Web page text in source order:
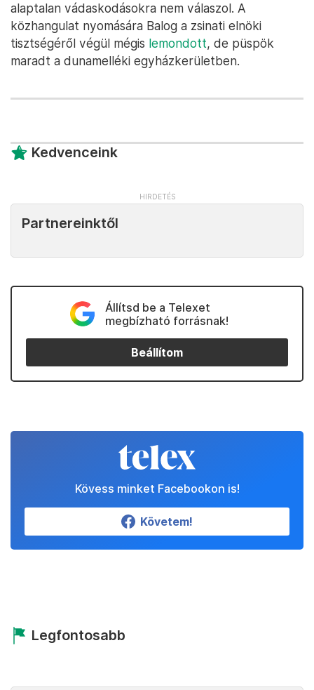
alaptalan vádaskodásokra nem válaszol. A
közhangulat nyomására Balog a zsinati elnöki
tisztségéről végül mégis lemondott, de püspök
maradt a dunamelléki egyházkerületben.
Kedvenceink
Partnereinktől
Állítsd be a Telexet
megbízható forrásnak!
Beállítom
Kövess minket Facebookon is!
Követem!
Legfontosabb